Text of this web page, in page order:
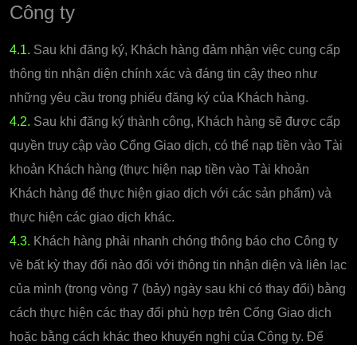
Công ty
4.1. Sau khi đăng ký, Khách hàng đảm nhận việc cung cấp
thông tin nhận diện chính xác và đáng tin cậy theo như
những yêu cầu trong phiếu đăng ký của Khách hàng.
4.2. Sau khi đăng ký thành công, Khách hàng sẽ được cấp
quyền truy cập vào Cổng Giao dịch, có thể nạp tiền vào Tài
khoản Khách hàng (thực hiện nạp tiền vào Tài khoản
Khách hàng để thực hiện giao dịch với các sản phẩm) và
thực hiện các giao dịch khác.
4.3. Khách hàng phải nhanh chóng thông báo cho Công ty
về bất kỳ thay đổi nào đối với thông tin nhận diện và liên lạc
của mình (trong vòng 7 (bảy) ngày sau khi có thay đổi) bằng
cách thực hiện các thay đổi phù hợp trên Cổng Giao dịch
hoặc bằng cách khác theo khuyến nghị của Công ty. Để